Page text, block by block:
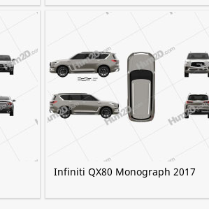
Infiniti QX80 Monograph 2017